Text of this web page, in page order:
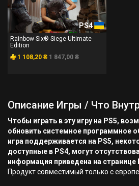
PS4
Rainbow Six® Siege Ultimate
Edition
1 108,20 ₴ 1 847,00 ₴
Описание Игры / Что
Чтобы играть в эту игру на PS5,
обновить системное программное
игра поддерживается на PS5,
доступные в PS4, могут
информация приведена на
Продукт совместимый только с